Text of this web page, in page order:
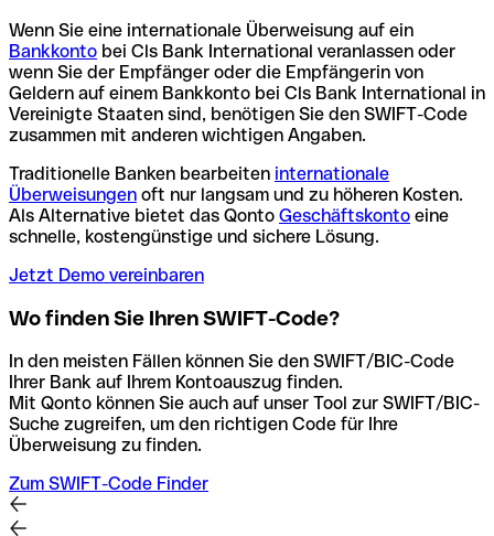
Wenn Sie eine internationale Überweisung auf ein
Bankkonto bei Cls Bank International veranlassen oder
wenn Sie der Empfänger oder die Empfängerin von
Geldern auf einem Bankkonto bei Cls Bank International in
Vereinigte Staaten sind, benötigen Sie den SWIFT-Code
zusammen mit anderen wichtigen Angaben.
Traditionelle Banken bearbeiten internationale
Überweisungen oft nur langsam und zu höheren Kosten.
Als Alternative bietet das Qonto Geschäftskonto eine
schnelle, kostengünstige und sichere Lösung.
Jetzt Demo vereinbaren
Wo finden Sie Ihren SWIFT-Code?
In den meisten Fällen können Sie den SWIFT/BIC-Code
Ihrer Bank auf Ihrem Kontoauszug finden.
Mit Qonto können Sie auch auf unser Tool zur SWIFT/BIC-
Suche zugreifen, um den richtigen Code für Ihre
Überweisung zu finden.
Zum SWIFT-Code Finder